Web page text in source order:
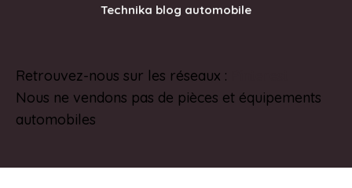
Technika blog automobile
Retrouvez-nous sur les réseaux :
Nous ne vendons pas de pièces et équipements
automobiles